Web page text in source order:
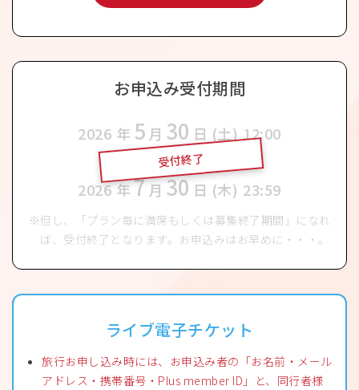
お申込み受付期間
2026 年 5 月 30 日 (土) 12:00
〜
2026 年7月 30 日 (木) 23:59
受付終了
但し、「プラン毎に満席もしくは募集終了期間」になれ
ば、受付終了となります。お申込みはお早めに・・・。
ライブ電子チケット
旅行お申し込み時には、お申込み者の「お名前・メール
アドレス・携帯番号・Plus member ID」と、同行者様